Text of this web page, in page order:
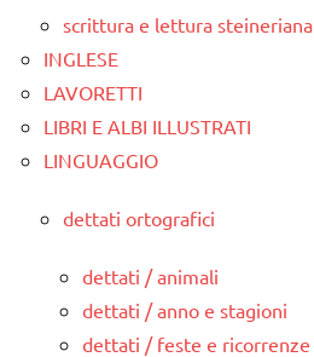
scrittura e lettura steineriana
INGLESE
LAVORETTI
LIBRI E ALBI ILLUSTRATI
LINGUAGGIO
dettati ortografici
dettati / animali
dettati / anno e stagioni
dettati / feste e ricorrenze